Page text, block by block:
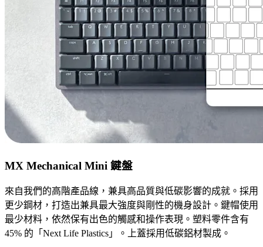
MX Mechanical Mini 鍵盤
來自我們的高階產品線，兼具高品質與低碳影響的成就。採用
更少鋼材，打造出兼具最大強度與剛性的機身設計。鍵帽使用
最少材料，依然保有出色的觸感和操作表現。塑料零件含有
45% 的「Next Life Plastics」。上蓋採用低碳鋁材製成。